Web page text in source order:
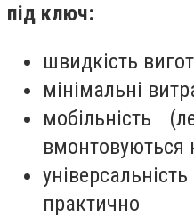
під ключ:
швидкість
мінімальні
мобільність
вмонтовуються